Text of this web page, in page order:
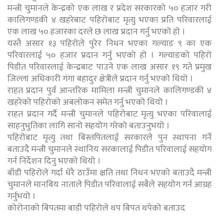
मन्त्री चुमानले केन्द्रको एक लाख र प्रदेश सरकारको ५० हजार गरी
कालिगण्डकी ४ खहरेबाट पहिरोबाट मृत्यु भएका प्रति परिवारलाई
एक लाख ५० हजारका दरले छ लाख प्रदान गर्नु भएको हो ।
यस्तै असार १३ पहिरोले पुरेर निधन भएका गल्याङ ९ का एक
परिवारलाई ५० हजार प्रदान गर्नु भएको हो । गल्याङको पहिरो
पिडीत परिवारलाई केन्द्रबाट पाउने एक लाख असार १९ गते प्रमुख
जिल्ला अधिकारी गंगा बहादुर क्षेत्रीले प्रदान गर्नु भएको थियो ।
राहत प्रदान पुर्व आन्तरिक मामिला मन्त्री चुमानले कालिगण्डकी ४
खहरेको पहिरोको अबलोकन समेत गर्नु भएको थियो ।
राहत प्रदान गर्दै मन्त्री चुमानले पहिरोबाट मृत्यु भएका परिवालाई
साहनुभुतिका लागि सानो सहयोग गरेको बताउनुभयो ।
पहिरोबाट मृत्यु तथा बिस्तपितलाई सरकारले पुन स्थापना गर्ने
बताउदै मन्त्री चुमानले स्थानिय सरकालाई पिडीत परिवालाई सहयोग
गर्न निर्देशन दिनु भएको थियो ।
बाँडी पहिरोले गर्दा धेरै ठाउँमा क्षति तथा निधन भएको बताउदै मन्त्री
चुमानले मानबिय नाताले पिडीत परिवालाई सबैले सहयोग गर्न आग्रह
गर्नुभयो ।
कोरोनाको बिपतमा बाडी पहिरोले थप बिपत थपेको बताउद